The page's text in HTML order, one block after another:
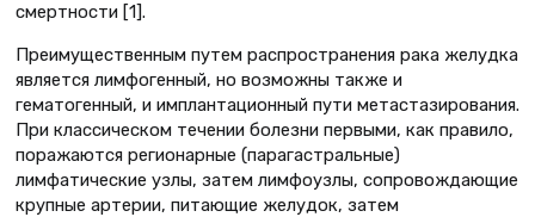
смертности [1].
Преимущественным путем распространения рака желудка
является лимфогенный, но возможны также и
гематогенный, и имплантационный пути метастазирования.
При классическом течении болезни первыми, как правило,
поражаются регионарные (парагастральные)
лимфатические узлы, затем лимфоузлы, сопровождающие
крупные артерии, питающие желудок, затем